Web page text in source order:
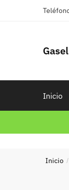
Inicio
Inicio /